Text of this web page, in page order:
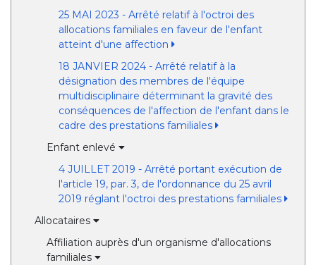
25 MAI 2023 - Arrêté relatif à l'octroi des
allocations familiales en faveur de l'enfant
atteint d'une affection
18 JANVIER 2024 - Arrêté relatif à la
désignation des membres de l'équipe
multidisciplinaire déterminant la gravité des
conséquences de l'affection de l'enfant dans le
cadre des prestations familiales
Enfant enlevé
4 JUILLET 2019 - Arrêté portant exécution de
l'article 19, par. 3, de l'ordonnance du 25 avril
2019 réglant l'octroi des prestations familiales
Allocataires
Affiliation auprès d'un organisme d'allocations
familiales